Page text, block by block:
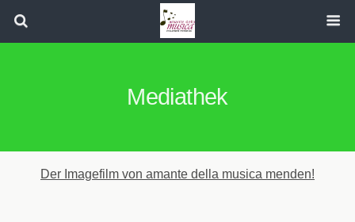
Mediathek
Der Imagefilm von amante della musica menden!